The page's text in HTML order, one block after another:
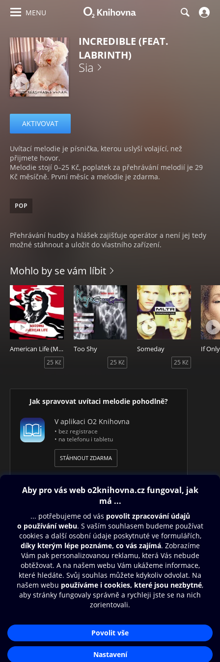
MENU
INCREDIBLE (FEAT.
LABRINTH)
Sia
AKTIVOVAT
Uvítací melodie je písnička, kterou uslyší volající, než
přijmete hovor.
Melodie stojí 0–25 Kč, poplatek za přehrávání melodií je 29
Kč měsíčně. První měsíc a melodie je zdarma.
POP
Přehrávání hudby a hlášek zajišťuje operátor a není jej tedy
možné stáhnout a uložit do vlastního zařízení.
Mohlo by se vám líbit
American Life (Master Ringback)
25 Kč
Too Shy
25 Kč
Someday
25 Kč
If Only
Jak spravovat uvítaci melodie pohodlně?
V aplikaci O2 Knihovna
• bez registrace
• na telefonu i tabletu
STÁHNOUT ZDARMA
Obsah ke stažení
Moje O2 Knihovna
Další zábava
© O2 Czech Republic a.s.
Zásady zpracování osobních údajůAplikace O2 Knihovna
Čti a poslouchej své e-knihy a